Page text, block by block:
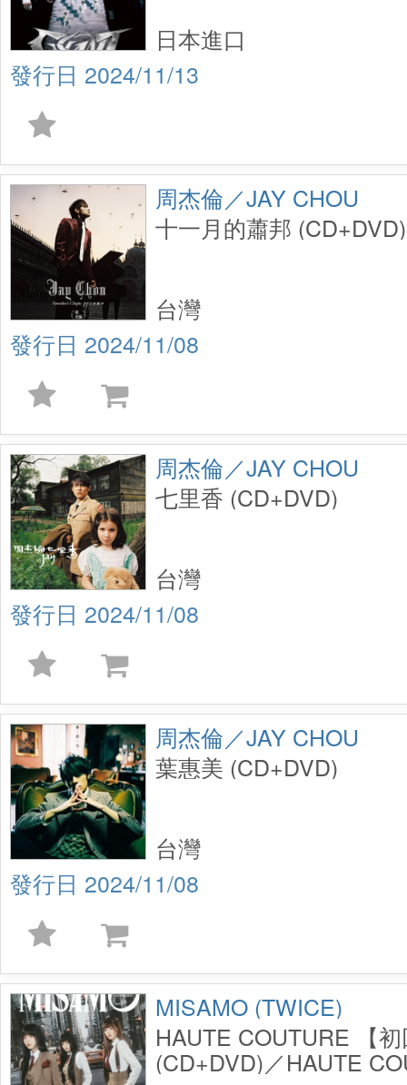
2024/11/13
日本進口
周杰倫／JAY CHOU
十一月的蕭邦 (CD+DVD)
2024/11/08
台灣
周杰倫／JAY CHOU
七里香 (CD+DVD)
2024/11/08
台灣
周杰倫／JAY CHOU
葉惠美 (CD+DVD)
2024/11/08
台灣
MISAMO (TWICE)
HAUTE COUTURE 【
(CD+DVD)／HAUTE